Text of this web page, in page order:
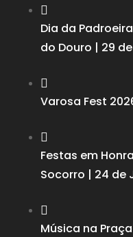

Dia da
do Douro | 29

Varosa Fest

Festas em
Socorro | 24 de

Música na